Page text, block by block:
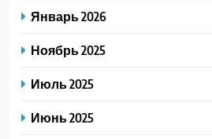
Январь 2026
Ноябрь 2025
Июль 2025
Июнь 2025